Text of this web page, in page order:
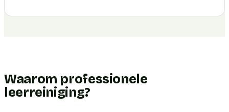
Waarom professionele
leerreiniging?